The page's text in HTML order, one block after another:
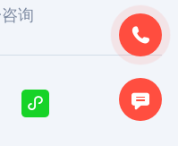


询
